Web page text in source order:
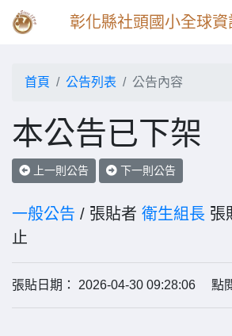
彰化縣社頭國小全球資
首頁 公告列表 公告內容
本公告已下架
上一則公告 下一則公告
一般公告 / 張貼者 衛生組長 張
止
張貼日期： 2026-04-30 09:28:06 點